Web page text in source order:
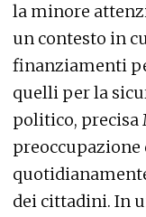
la minore
un contesto in
finanziamenti
quelli per la
politico, precisa
preoccupazione
dei cittadini. In